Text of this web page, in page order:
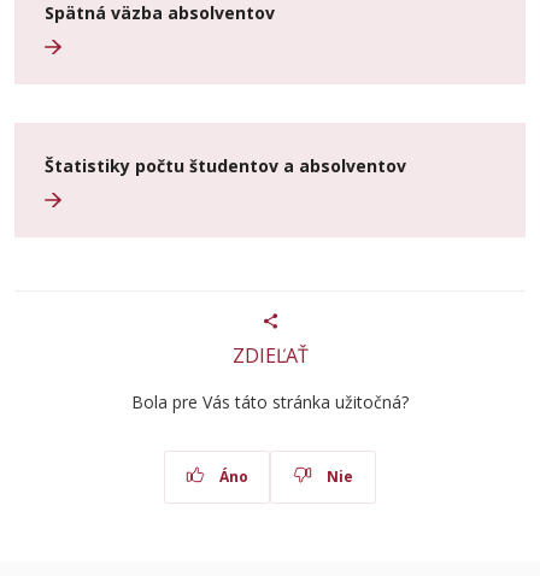
Spätná väzba absolventov
Štatistiky počtu študentov a absolventov
ZDIEĽAŤ
Bola pre Vás táto stránka užitočná?
Áno Nie